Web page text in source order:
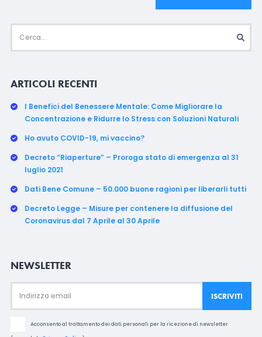
ARTICOLI RECENTI
I Benefici del Benessere Mentale: Come Migliorare la
Concentrazione e Ridurre lo Stress con Soluzioni Naturali
Ho avuto COVID-19, mi vaccino?
Decreto “Riaperture” – Proroga stato di emergenza al 31
luglio 2021
Dati Bene Comune – 50.000 buone ragioni per liberarli tutti
Decreto Legge – Misure per contenere la diffusione del
Coronavirus dal 7 Aprile al 30 Aprile
NEWSLETTER
Acconsento al trattamento dei dati personali per la ricezione di newsletter